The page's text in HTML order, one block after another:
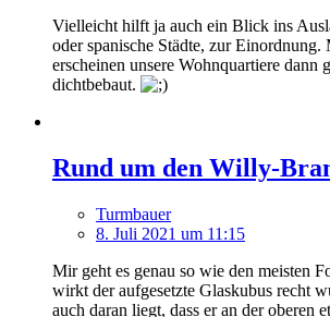
Vielleicht hilft ja auch ein Blick ins
oder spanische Städte, zur Einordnung.
erscheinen unsere Wohnquartiere dann
dichtbebaut.
Rund um den Willy-
Turmbauer
8. Juli 2021 um 11:15
Mir geht es genau so wie den meisten
wirkt der aufgesetzte Glaskubus recht
auch daran liegt, dass er an der oberen